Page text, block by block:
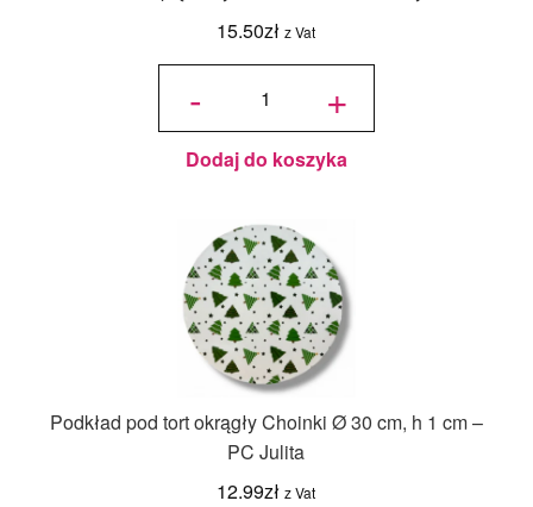
15.50zł z Vat
-
ilość Karton
36x36x45/30
cm Biały - 1 +
Dodaj do koszyka
Podkład pod tort okrągły Choinki Ø 30 cm, h 1 cm –
PC Julita
12.99zł z Vat